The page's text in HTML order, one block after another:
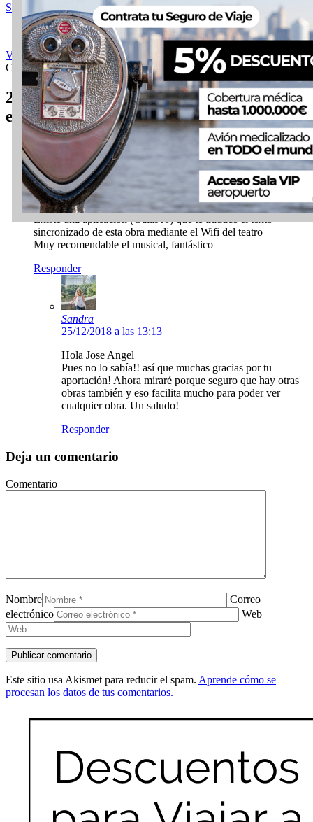
Sobrevolar Nueva York en helicóptero
Ver un partido de la NBA en Nueva York
CategoríasExperiencias en Nueva York
2 comentarios en «Ver el Musical Chicago
en Broadway [+20€ Descuento]»
Jose Angel
20/12/2018 a las 16:31
Existe una aplicación (GalaPro) que te traduce el texto
sincronizado de esta obra mediante el Wifi del teatro
Muy recomendable el musical, fantástico
Responder
Sandra
25/12/2018 a las 13:13
Hola Jose Angel
Pues no lo sabía!! así que muchas gracias por tu
aportación! Ahora miraré porque seguro que hay otras
obras también y eso facilita mucho para poder ver
cualquier obra. Un saludo!
Responder
Deja un comentario
Comentario
Nombre
Correo
electrónico
Web
Este sitio usa Akismet para reducir el spam. Aprende cómo se
procesan los datos de tus comentarios.